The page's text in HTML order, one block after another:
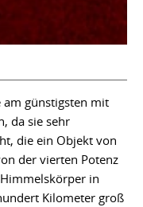
am günstigsten mit
da sie sehr
die ein Objekt von
der vierten Potenz
in
Kilometer groß